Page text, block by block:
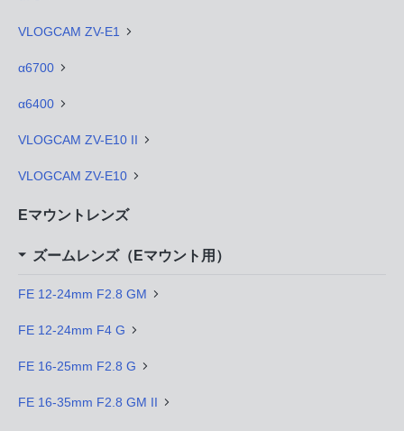
VLOGCAM ZV-E1
α6700
α6400
VLOGCAM ZV-E10 II
VLOGCAM ZV-E10
Eマウントレンズ
ズームレンズ（Eマウント用）
FE 12-24mm F2.8 GM
FE 12-24mm F4 G
FE 16-25mm F2.8 G
FE 16-35mm F2.8 GM II